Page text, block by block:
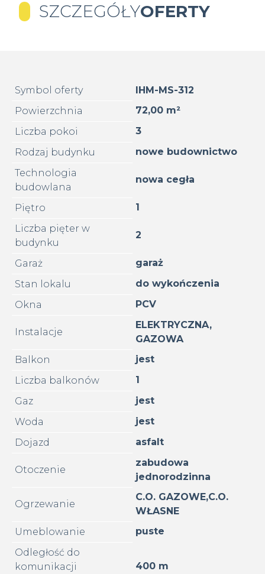
SZCZEGÓŁYOFERTY
Symbol oferty
IHM-MS-312
Powierzchnia
72,00 m²
Liczba pokoi
3
Rodzaj budynku
nowe budownictwo
Technologia
budowlana
nowa cegła
Piętro
1
Liczba pięter w
budynku
2
Garaż
garaż
Stan lokalu
do wykończenia
Okna
PCV
Instalacje
ELEKTRYCZNA,
GAZOWA
Balkon
jest
Liczba balkonów
1
Gaz
jest
Woda
jest
Dojazd
asfalt
Otoczenie
zabudowa
jednorodzinna
Ogrzewanie
C.O. GAZOWE,C.O.
WŁASNE
Umeblowanie
puste
Odległość do
komunikacji
400 m